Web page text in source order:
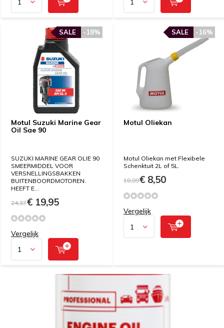
Motul Suzuki Marine Gear
Oil Sae 90
-18%
SALE
SUZUKI MARINE GEAR OLIE 90
SMEERMIDDEL VOOR
VERSNELLINGSBAKKEN
BUITENBOORDMOTOREN.
HEEFT E...
24,37€ 19,95
Vergelijk
Motul Oliekan
-16%
SALE
Motul Oliekan met Flexibele
Schenktuit 2L of 5L.
10,09€ 8,50
Vergelijk